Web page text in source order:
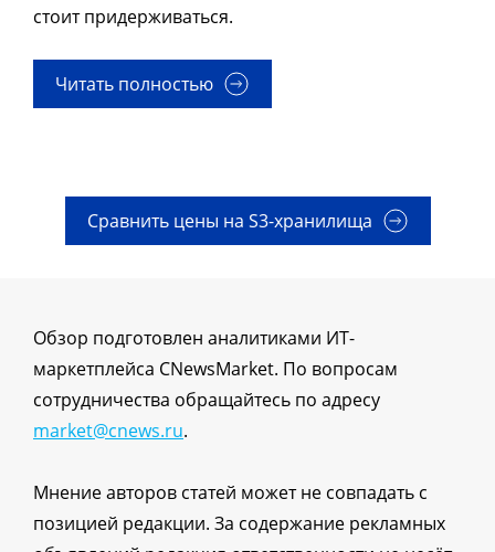
стоит придерживаться.
Читать полностью
Сравнить цены на S3-хранилища
Обзор подготовлен аналитиками ИТ-
маркетплейса CNewsMarket. По вопросам
сотрудничества обращайтесь по адресу
market@cnews.ru.
Мнение авторов статей может не совпадать с
позицией редакции. За содержание рекламных